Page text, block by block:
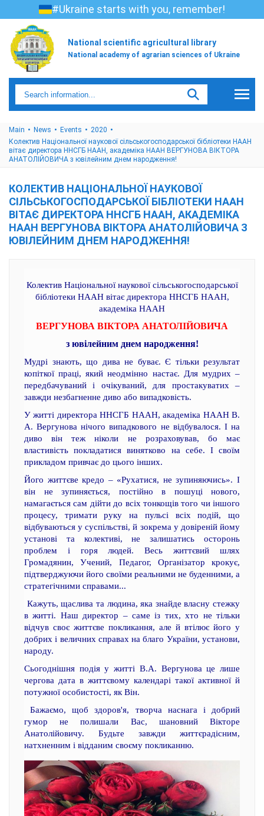
#Ukraine starts with you, remember!
National scientific agricultural library
National academy of agrarian sciences of Ukraine
Main News Events
2020
Колектив Національної наукової сільськогосподарської бібліотеки НААН
вітає директора ННСГБ НААН, академіка НААН ВЕРГУНОВА ВІКТОРА
АНАТОЛІЙОВИЧА з ювілейним днем народження!
КОЛЕКТИВ НАЦІОНАЛЬНОЇ НАУКОВОЇ
СІЛЬСЬКОГОСПОДАРСЬКОЇ БІБЛІОТЕКИ НААН
ВІТАЄ ДИРЕКТОРА ННСГБ НААН, АКАДЕМІКА
НААН ВЕРГУНОВА ВІКТОРА АНАТОЛІЙОВИЧА З
ЮВІЛЕЙНИМ ДНЕМ НАРОДЖЕННЯ!
Колектив Національної наукової сільськогосподарської
бібліотеки НААН вітає директора ННСГБ НААН,
академіка НААН
ВЕРГУНОВА ВІКТОРА АНАТОЛІЙОВИЧА
з ювілейним днем народження!
Мудрі знають, що дива не буває. Є тільки результат
копіткої праці, який неодмінно настає. Для мудрих –
передбачуваний і очікуваний, для простакуватих –
завжди незбагненне диво або випадковість.
У житті директора ННСГБ НААН, академіка НААН В.
А. Вергунова нічого випадкового не відбувалося. І на
диво він теж ніколи не розраховував, бо має
властивість покладатися винятково на себе. І своїм
прикладом привчає до цього інших.
Його життєве кредо – «Рухатися, не зупиняючись». І
він не зупиняється, постійно в пошуці нового,
намагається сам дійти до всіх тонкощів того чи іншого
процесу, тримати руку на пульсі всіх подій, що
відбуваються у суспільстві, й зокрема у довіреній йому
установі та колективі, не залишатись осторонь
проблем і горя людей. Весь життєвий шлях
Громадянин, Учений, Педагог, Організатор крокує,
підтверджуючи його своїми реальними не буденними, а
стратегічними справами...
Кажуть, щаслива та людина, яка знайде власну стежку
в житті. Наш директор – саме із тих, хто не тільки
відчув своє життєве покликання, але й втілює його у
добрих і величних справах на благо України, установи,
народу.
Сьогоднішня подія у житті В.А. Вергунова це лише
чергова дата в життєвому календарі такої активної й
потужної особистості, як Він.
Бажаємо, щоб здоров'я, творча наснага і добрий
гумор не полишали Вас, шановний Вікторе
Анатолійовичу. Будьте завжди життєрадісним,
натхненним і відданим своєму покликанню.